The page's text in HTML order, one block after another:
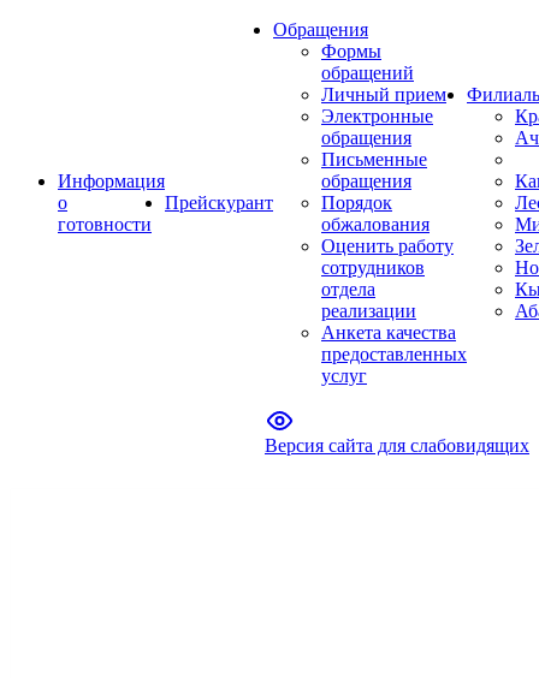
Информация
о
готовности
Прейскурант
Обращения
Формы
обращений
Личный прием
Электронные
обращения
Письменные
обращения
Порядок
обжалования
Оценить работу
сотрудников
отдела
реализации
Анкета качества
предоставленных
услуг
Версия сайта для слабовидящих